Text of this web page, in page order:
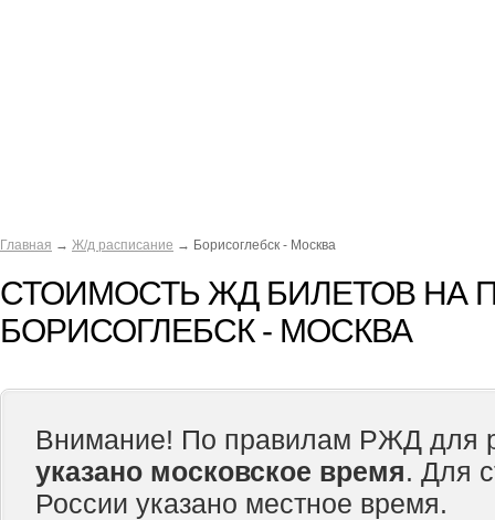
Главная → Ж/д расписание → Борисоглебск - Москва
СТОИМОСТЬ ЖД БИЛЕТОВ НА
БОРИСОГЛЕБСК - МОСКВА
Внимание! По правилам РЖД для
указано московское время. Для
России указано местное время.